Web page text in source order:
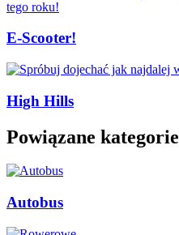
E-Scooter!
High Hills
Powiązane kategorie
Autobus